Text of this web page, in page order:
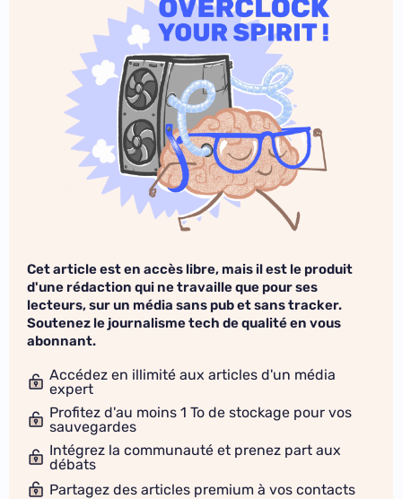
Cet article est en accès libre, mais il est le produit
d'une rédaction qui ne travaille que pour ses
lecteurs, sur un média sans pub et sans tracker.
Soutenez le journalisme tech de qualité en vous
abonnant.
Accédez en illimité aux articles d'un média
expert
Profitez d'au moins 1 To de stockage pour vos
sauvegardes
Intégrez la communauté et prenez part aux
débats
Partagez des articles premium à vos contacts